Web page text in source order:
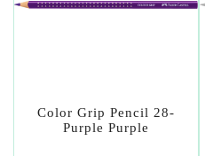
Color Grip Pencil 28-
Purple Purple